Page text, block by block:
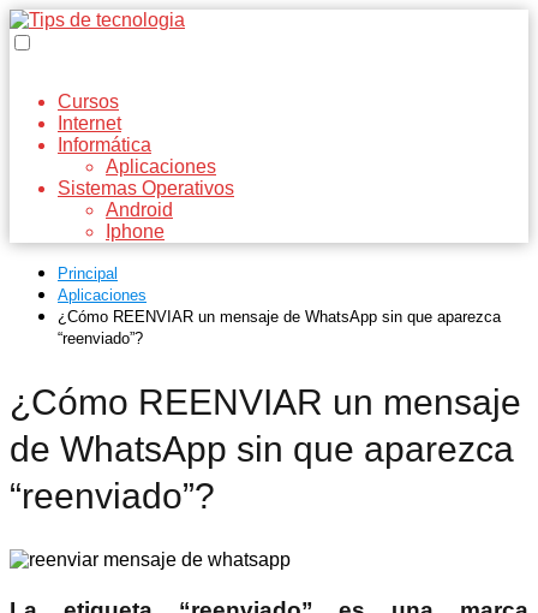
Cursos
Internet
Informática
Aplicaciones
Sistemas Operativos
Android
Iphone
Principal
Aplicaciones
¿Cómo REENVIAR un mensaje de WhatsApp sin que aparezca
“reenviado”?
¿Cómo REENVIAR un mensaje
de WhatsApp sin que aparezca
“reenviado”?